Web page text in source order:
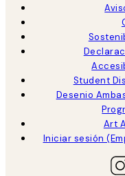
Student
Desenio
Art
Iniciar sesión